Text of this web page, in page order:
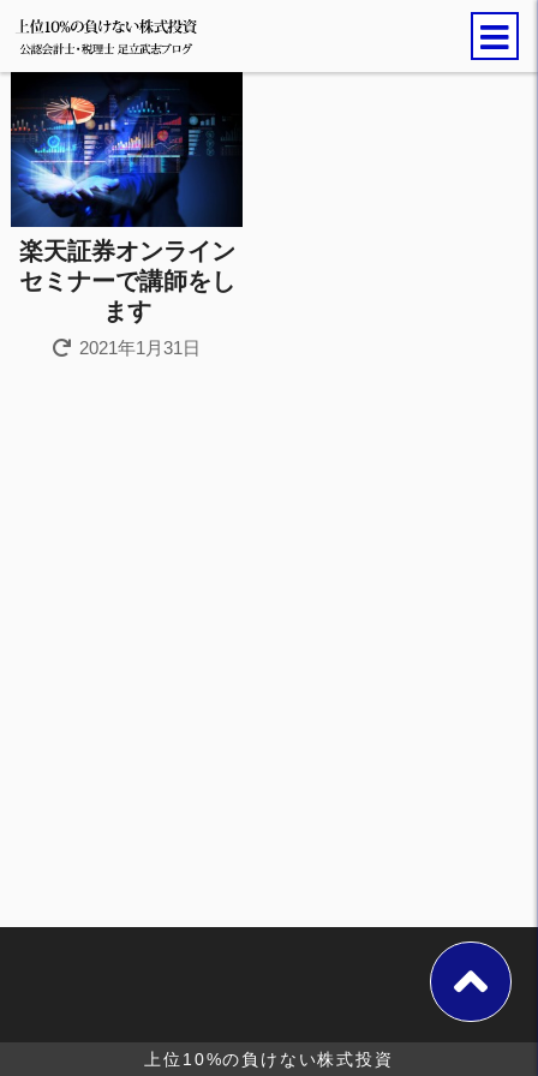
楽天証券オンライン
セミナーで講師をし
ます
2021年1月31日
上位10%の負けない株式投資